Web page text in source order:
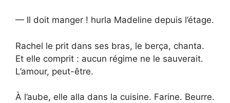
— Il doit manger ! hurla Madeline depuis l’étage.
Rachel le prit dans ses bras, le berça, chanta.
Et elle comprit : aucun régime ne le sauverait.
L’amour, peut-être.
À l’aube, elle alla dans la cuisine. Farine. Beurre.